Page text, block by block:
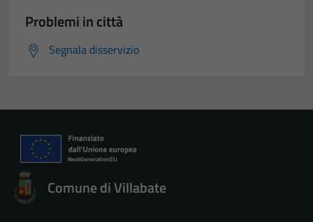
Problemi in città
Segnala disservizio
Comune di Villabate